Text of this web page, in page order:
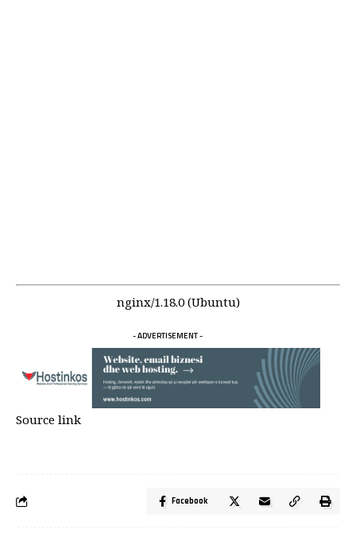
nginx/1.18.0 (Ubuntu)
- ADVERTISEMENT -
Source link
Facebook